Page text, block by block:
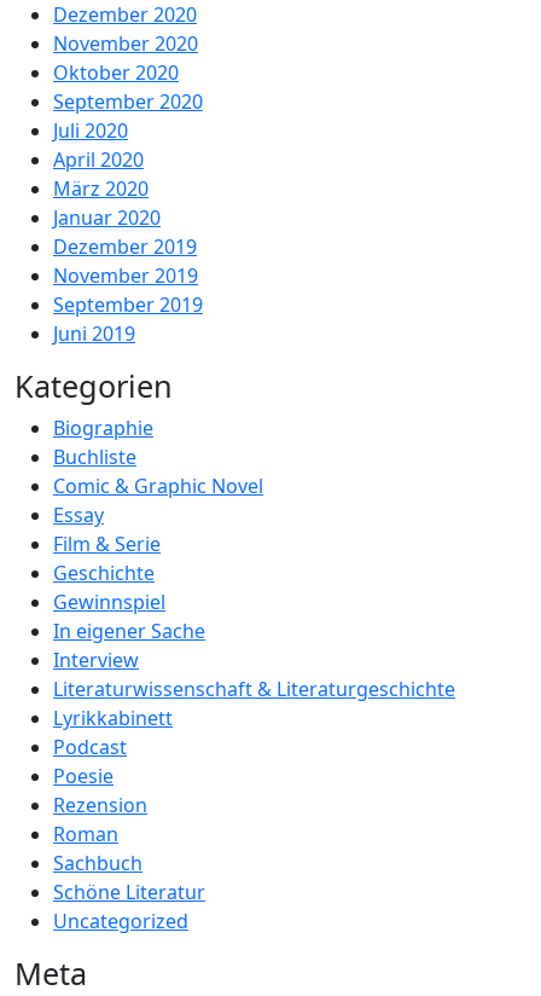
Dezember 2020
November 2020
Oktober 2020
September 2020
Juli 2020
April 2020
März 2020
Januar 2020
Dezember 2019
November 2019
September 2019
Juni 2019
Kategorien
Biographie
Buchliste
Comic & Graphic Novel
Essay
Film & Serie
Geschichte
Gewinnspiel
In eigener Sache
Interview
Literaturwissenschaft & Literaturgeschichte
Lyrikkabinett
Podcast
Poesie
Rezension
Roman
Sachbuch
Schöne Literatur
Uncategorized
Meta